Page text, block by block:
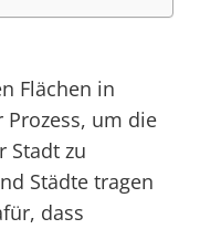
Flächen in
um die
Stadt zu
Städte tragen
dass